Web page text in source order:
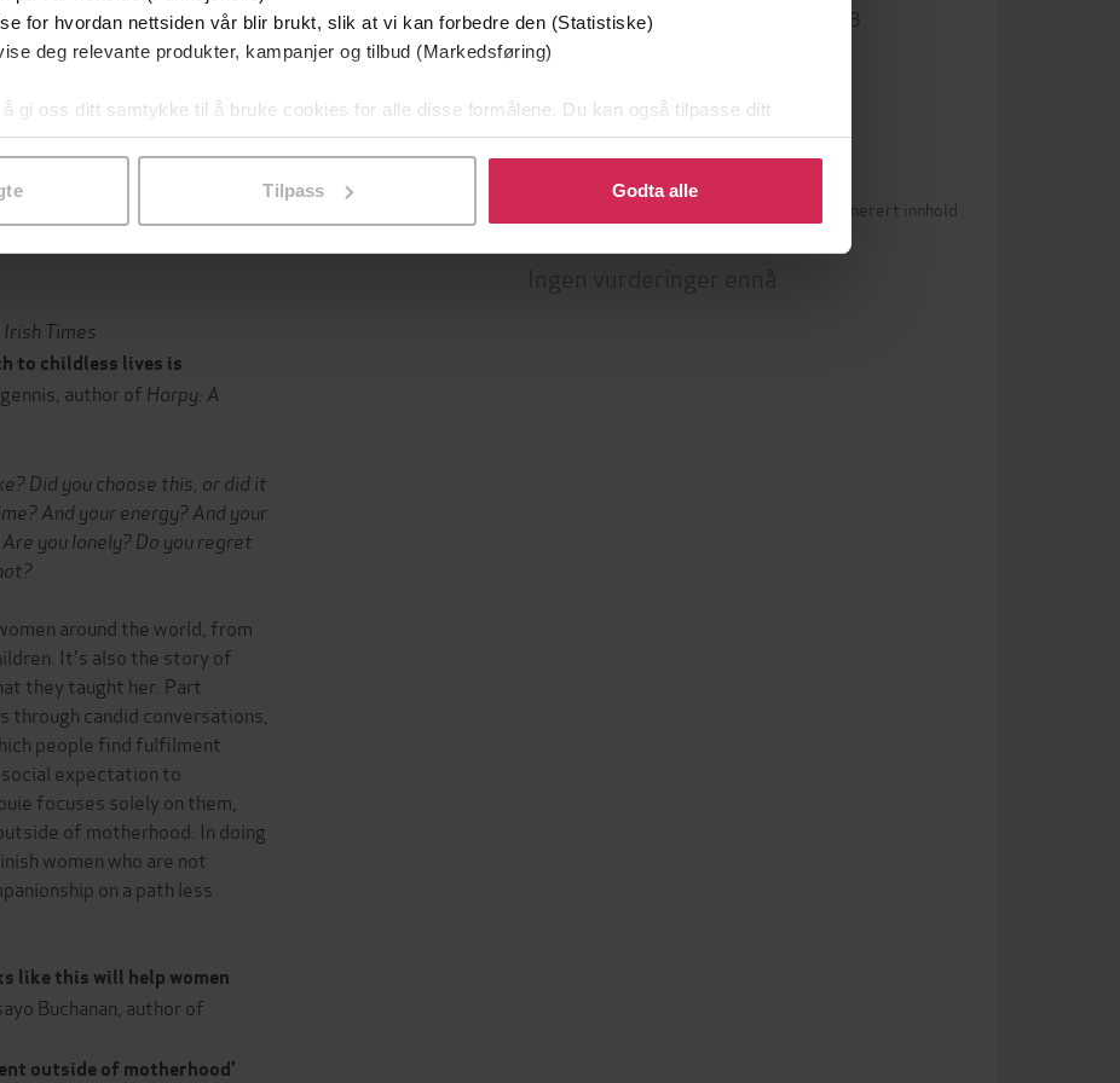
for hvordan nettsiden vår blir brukt, slik at vi kan forbedre den (Statistiske)
deg relevante produkter, kampanjer og tilbud (Markedsføring)
gi oss ditt samtykke til å bruke cookies for alle disse formålene. Du kan også tilpasse ditt
ved å klikke på «Tilpass». Du kan når som helst trekke tilbake eller endre ditt samtykke.
Tilpass Godta alle
Dialogue Books
Utgitt
Dokumentar og fakta,Politikk og
samfunn
ISBN 9781408748343
Irish Times
to childless lives is
author of Harpy: A
Did you choose this, or did it
And your energy? And your
you lonely? Do you regret
around the world, from
It's also the story of
they taught her. Part
candid conversations,
people find fulfilment
expectation to
focuses solely on them,
of motherhood. In doing
women who are not
on a path less
like this will help women
Buchanan, author of
outside of motherhood'
Leservurderinger(0) Betingelser for brukergenerert innhold